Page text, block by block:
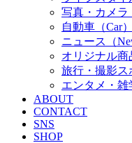
写真・カメラ
自動車（Car）
ニュース（
オリジナル商
旅行・撮影ス
エンタメ・雑
ABOUT
CONTACT
SNS
SHOP